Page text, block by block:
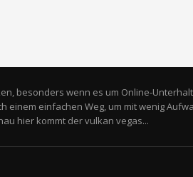
besonders wenn es um Online-
einem einfachen Weg, um mit wenig
hier kommt der vulkan vegas...